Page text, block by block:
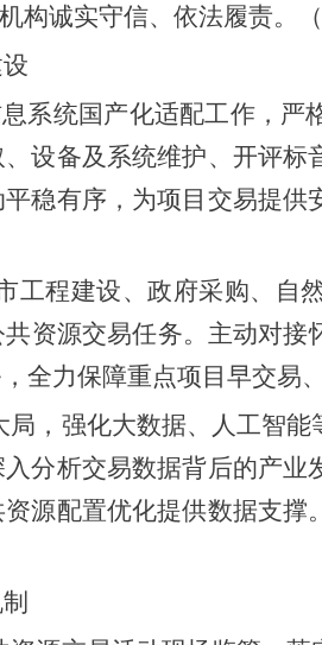
构诚实守信、依法履责。
系统国产化适配工作，
设备及系统维护、开评
稳有序，为项目交易提供
工程建设、政府采购、自
资源交易任务。主动对接
全力保障重点项目早交易
局，强化大数据、人工智
分析交易数据背后的产
源配置优化提供数据支撑。